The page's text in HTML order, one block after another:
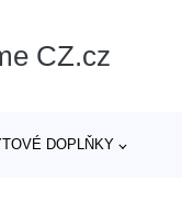
CZ.cz
DOPLŇKY